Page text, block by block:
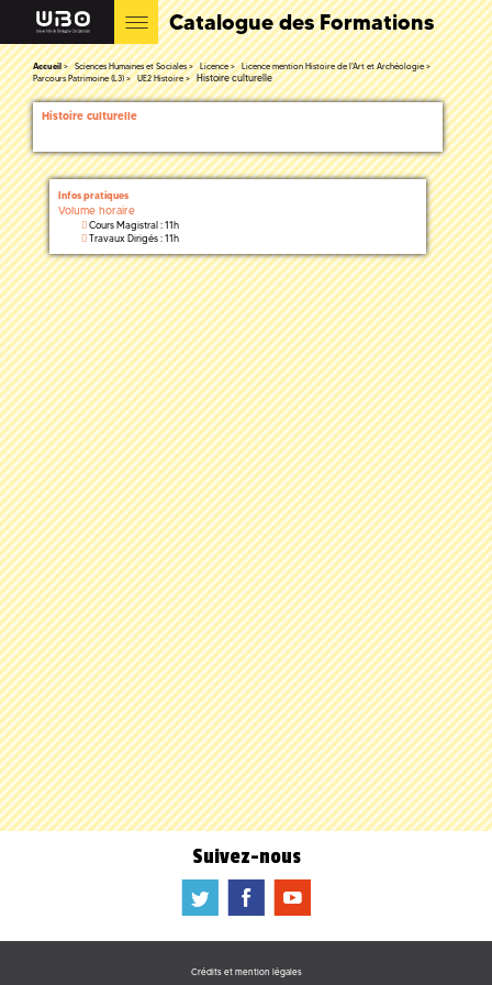
Catalogue des Formations
Accueil Sciences Humaines et Sociales Licence
Licence mention Histoire de l'Art et Archéologie
Parcours Patrimoine (L3)
UE2 Histoire Histoire culturelle
Histoire culturelle
Infos pratiques
Volume horaire
Cours Magistral : 11h
Travaux Dirigés : 11h
Suivez-nous
a b f
Crédits et mention légales